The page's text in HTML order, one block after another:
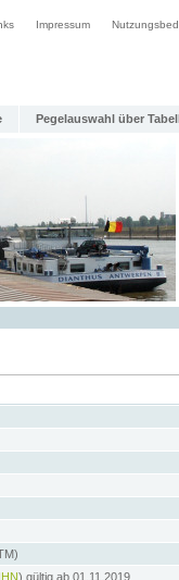
Impressum
Pegelauswahl über
) gültig ab 01.11.2019